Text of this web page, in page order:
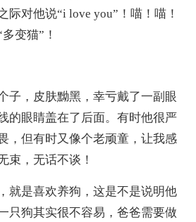
际对他说“i love you”！喵！喵！
变猫”！
，皮肤黝黑，幸亏戴了一副眼
的眼睛盖在了后面。有时他很严
，但有时又像个老顽童，让我感
束，无话不谈！
是喜欢养狗，这是不是说明他
只狗其实很不容易，爸爸需要做